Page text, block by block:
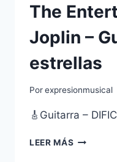
The
Joplin –
estrellas
Porexpresionmusical
🎸Guitarra –
LEER MÁS THE